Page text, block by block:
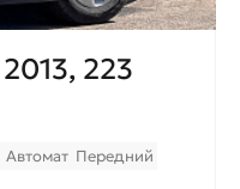
223
Автомат Передний